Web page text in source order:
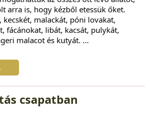
arra is, hogy kézből etessük őket.
malackát, póni lovakat,
fácánokat, libát, kacsát, pulykát,
malacot és kutyát. ...
csapatban